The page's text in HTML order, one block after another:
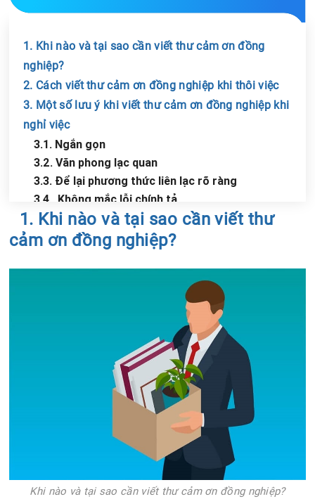
1. Khi nào và tại sao cần viết thư cảm ơn đồng
nghiệp?
2. Cách viết thư cảm ơn đồng nghiệp khi thôi việc
3. Một số lưu ý khi viết thư cảm ơn đồng nghiệp khi
nghỉ việc
3.1. Ngắn gọn
3.2. Văn phong lạc quan
3.3. Để lại phương thức liên lạc rõ ràng
3.4. Không mắc lỗi chính tả
Chia sẻ tin với bạn bè
1. Khi nào và tại sao cần viết thư
cảm ơn đồng nghiệp?
Khi nào và tại sao cần viết thư cảm ơn đồng nghiệp?